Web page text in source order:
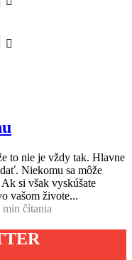
to nie je vždy tak. Hlavne
Niekomu sa môže
si však vyskúšate
vašom živote...
min čítania